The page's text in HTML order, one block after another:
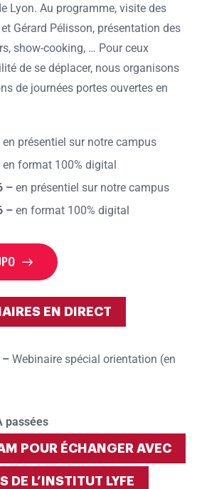
Lyon. Au programme, visite des
Gérard Pélisson, présentation des
show-cooking, … Pour ceux
de se déplacer, nous organisons
de journées portes ouvertes en
en présentiel sur notre campus
en format 100% digital
– en présentiel sur notre campus
– en format 100% digital
EN DIRECT
– Webinaire spécial orientation (en
passées
POUR ÉCHANGER AVEC
DE L’INSTITUT LYFE